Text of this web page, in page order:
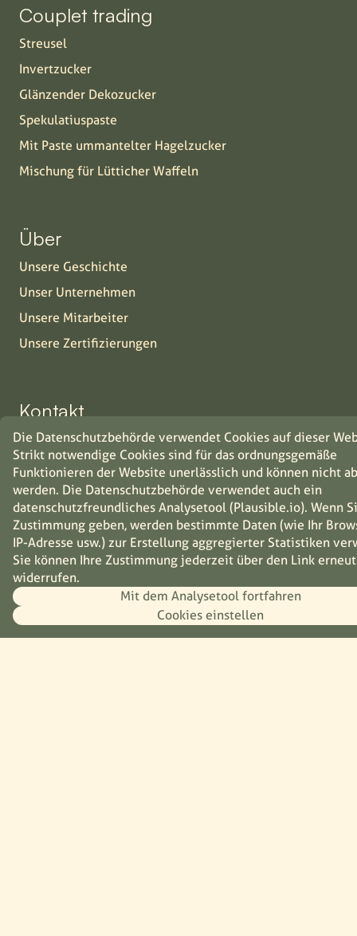
Die Datenschutzbehörde verwendet Cookies auf dieser
Strikt notwendige Cookies sind für das ordnungsgemäße
Funktionieren der Website unerlässlich und können nicht
werden. Die Datenschutzbehörde verwendet auch ein
datenschutzfreundliches Analysetool (Plausible.io). Wenn
Zustimmung geben, werden bestimmte Daten (wie Ihr
IP-Adresse usw.) zur Erstellung aggregierter Statistiken
Sie können Ihre Zustimmung jederzeit über den Link erneut
widerrufen.
Mit dem Analysetool fortfahren
Cookies einstellen
Couplet trading
Streusel
Invertzucker
Glänzender Dekozucker
Spekulatiuspaste
Mit Paste ummantelter Hagelzucker
Mischung für Lütticher Waffeln
Über
Unsere Geschichte
Unser Unternehmen
Unsere Mitarbeiter
Unsere Zertifizierungen
Kontakt
Privatpersonen
Industrie
Vertriebspartners
Jobs
Nachhaltigkeit
Aktuelles Projekt
Energie